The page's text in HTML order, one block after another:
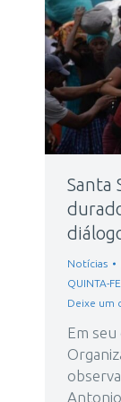
Santa
Notícias
QUINTA-
Deixe um
Em seu